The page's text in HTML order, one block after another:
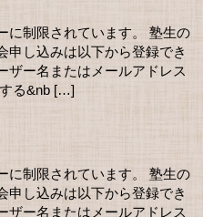
に制限されています。 塾生の
申し込みは以下から登録でき
ザー名またはメールアドレス
る&nb […]
に制限されています。 塾生の
申し込みは以下から登録でき
ザー名またはメールアドレス